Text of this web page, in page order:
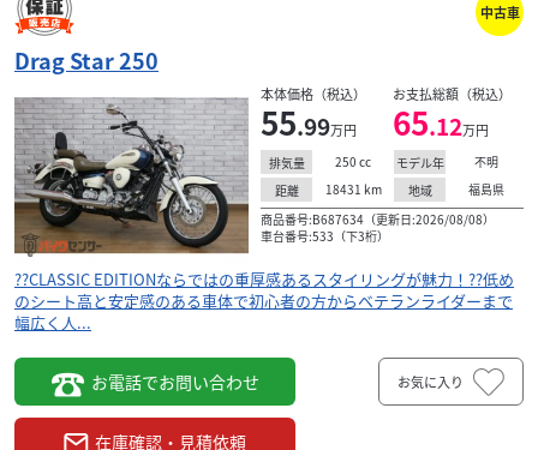
検索条件でおすすめの車両
中古車
Drag Star 250
本体価格（税込）
55.99万円
お支払総額（税込）
65.12万円
排気量 250 cc モデル年
不明
距離
18431 km 地域
福島県
商品番号:B687634（更新日:2026/08/08）
車台番号:533（下3桁）
??CLASSIC EDITIONならではの重厚感あるスタイリングが魅力！??低め
のシート高と安定感のある車体で初心者の方からベテランライダーまで
幅広く人...
お電話でお問い合わせ
在庫確認・見積依頼
お気に入り